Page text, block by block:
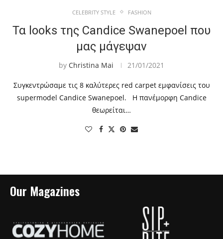
CELEBRITY STYLE FASHION
Τα looks της Candice Swanepoel που
μας μάγεψαν
by Christina Mai 21/01/2021
Συγκεντρώσαμε τις 8 καλύτερες red carpet εμφανίσεις του
supermodel Candice Swanepoel. Η πανέμορφη Candice
θεωρείται…
Our Magazines